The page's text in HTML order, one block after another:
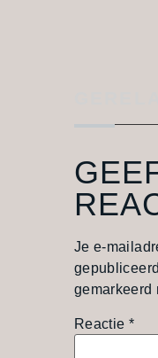
Je e-
gemarkeerd
Reactie *